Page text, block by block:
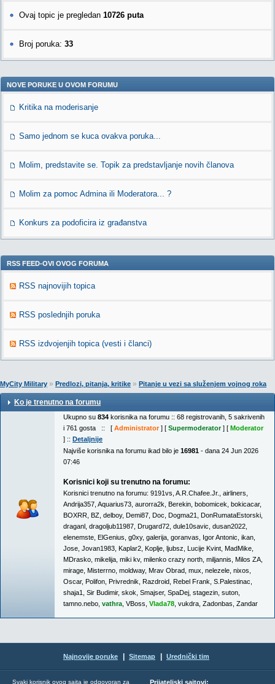
Ovaj topic je pregledan 10726 puta
Broj poruka: 33
NOVE PORUKE U OVOM FORUMU
Kritika na moderisanje
Samo jednom se kuca ovakva poruka...
Molim, predstavite se. Topik za predstavljanje novih članova
Molim za pomoc Admina ili Moderatora... ?
Konkurs za podoficira iz građanstva
RSS FEED-OVI OVOG FORUMA
RSS najnovijih topica
RSS poslednjih poruka
RSS izdvojenjih topica (vesti i članci)
MyCity Military » Predlozi, pitanja, kritike » Pitanje u vezi sa služenjem vojnog roka
Ko je trenutno na forumu
Ukupno su 834 korisnika na forumu :: 68 registrovanih, 5 sakrivenih
i 761 gosta :: [ Administrator] [ Supermoderator] [ Moderator
] :: Detaljnije
Najviše korisnika na forumu ikad bilo je 16981 - dana 24 Jun 2026
07:46
Korisnici koji su trenutno na forumu:
Korisnici trenutno na forumu: 9191vs A.R.Chafee.Jr. airliners
Andrija357 Aquarius73 aurorra2k Berekin bobomicek bokicacar,
BOXRR BZ delboy, Demi87 Doc Dogma21 DonRumataEstorski
draganl dragoljub11987 Drugard72 dule10savic dusan2022
elenemste ElGenius g0xy, galerija goranvas Igor Antonic ikan
Jose Jovan1983 Kaplar2 Koplje ljubsz Lucije Kvint MadMike
MDrasko mikelija miki kv, milenko crazy north miljannis Milos ZA
mirage Misterrno moldway, Mrav Obrad mux nelezele nixos
Oscar, Polifon Privrednik Razdroid Rebel Frank S.Palestinac
shaja1
Sir Budimir, skok Smajser, SpaDej stagezin suton
tamno.nebo vathra VBoss Vlada78 vukdra Zadonbas Zandar
Najnovije poruke Sitemap Urednički tim
Svaki korisnik ovog sajta je odgovoran za Prijateljski sajtovi: